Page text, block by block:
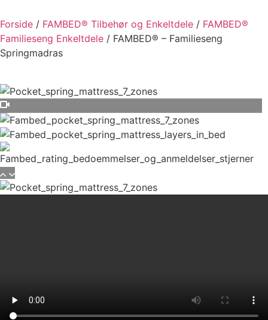
Forside / FAMBED® Tilbehør og Enkeltdele / FAMBED®
Familieseng Enkeltdele / FAMBED® – Familieseng
Springmadras